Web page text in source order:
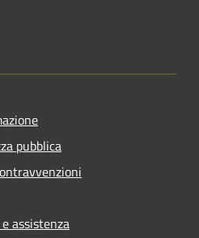
pubblica
assistenza